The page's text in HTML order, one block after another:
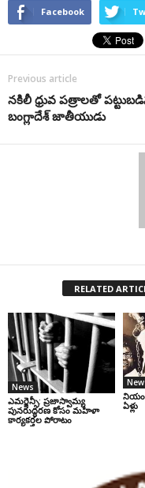
Facebook
Previous article
నకిలీ ధ్రువ పత్రాలతో
బంగ్లాదేశ్ జాతీయుడు
RELATED
News
ఎమర్జెన్సీ: ప్రజాస్వామ్య
పునరుద్ధరణ కోసం మహిళా
కార్యకర్తల పోరాటం
ఏళ్లు